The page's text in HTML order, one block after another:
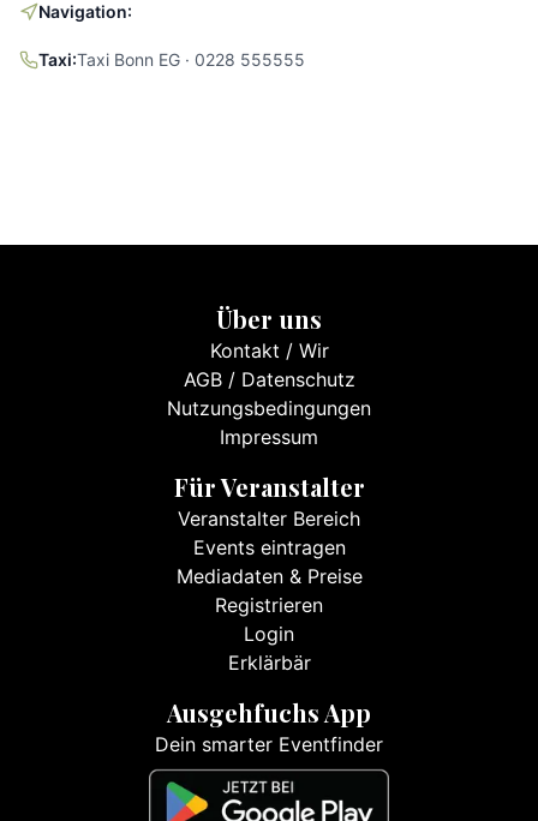
Navigation:
Taxi:Taxi Bonn EG · 0228 555555
Über uns
Kontakt / Wir
AGB/ Datenschutz
Nutzungsbedingungen
Impressum
Für Veranstalter
Veranstalter Bereich
Events eintragen
Mediadaten & Preise
Registrieren
Login
Erklärbär
Ausgehfuchs App
Dein smarter Eventfinder